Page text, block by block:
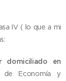
IV ( lo que a mi
domiciliado en
Economía y